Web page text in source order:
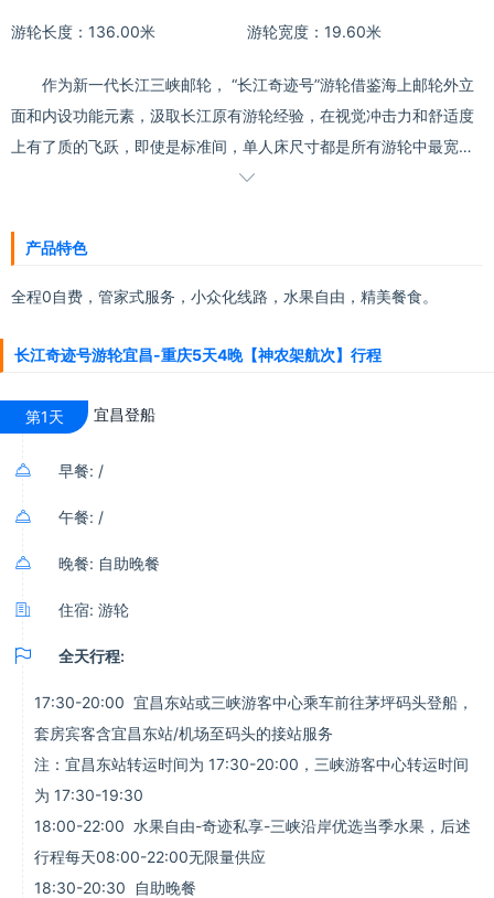
游轮长度：136.00米 游轮宽度：19.60米
作为新一代长江三峡邮轮， “长江奇迹号”游轮借鉴海上邮轮外立
面和内设功能元素，汲取长江原有游轮经验，在视觉冲击力和舒适度
上有了质的飞跃，即使是标准间，单人床尺寸都是所有游轮中最宽
的。配套有休闲娱乐、商业购物、中西餐饮等功能，使70多个经典元
风景线，亦是一座移动的水上宫殿，更是寄情山水、亲近自然、商务
休闲、品味尊贵的绝处佳境！

产品特色
全程0自费，管家式服务，小众化线路，水果自由，精美餐食。
长江奇迹号游轮宜昌-重庆5天4晚【神农架航次】行程
第1天 宜昌登船
 早餐: /
 午餐: /
 晚餐: 自助晚餐
 住宿: 游轮
 全天行程:
17:30-20:00 宜昌东站或三峡游客中心乘车前往茅坪码头登船，
套房宾客含宜昌东站/机场至码头的接站服务
注：宜昌东站转运时间为 17:30-20:00，三峡游客中心转运时间
为 17:30-19:30
18:00-22:00 水果自由-奇迹私享-三峡沿岸优选当季水果，后述
行程每天08:00-22:00无限量供应
18:30-20:30 自助晚餐